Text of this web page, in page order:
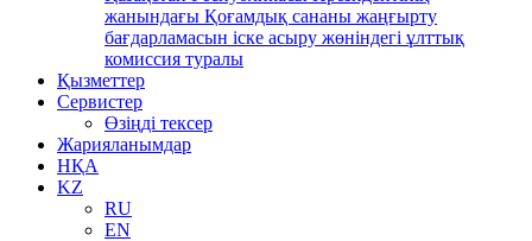
жанындағы Қоғамдық сананы жаңғырту
бағдарламасын іске асыру жөніндегі ұлттық
комиссия туралы
Қызметтер
Сервистер
Өзіңді тексер
Жарияланымдар
НҚА
KZ
RU
EN